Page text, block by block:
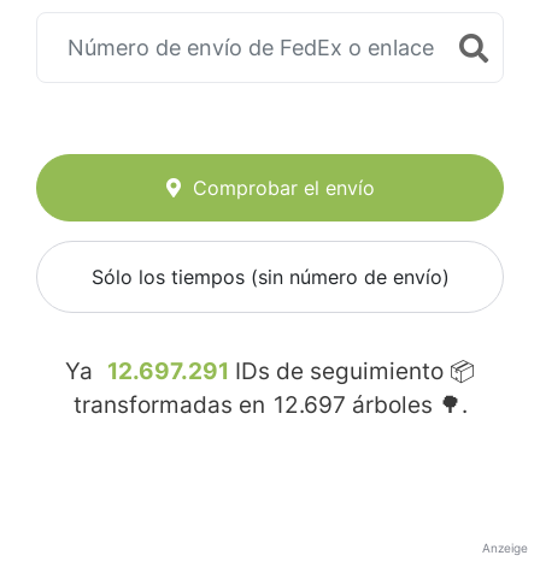
Comprobar el envío
Sólo los tiempos (sin número de envío)
Ya 12.697.291 IDs de seguimiento 📦
transformadas en 12.697 árboles 🌳.
Anzeige